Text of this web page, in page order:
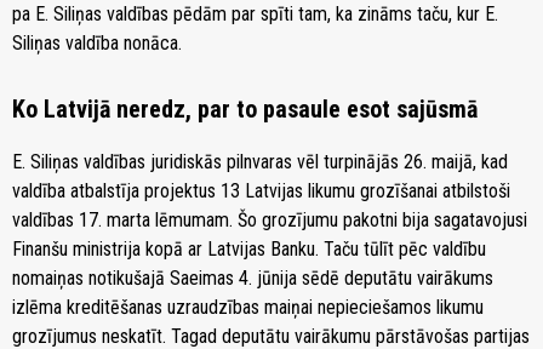
pa E. Siliņas valdības pēdām par spīti tam, ka zināms taču, kur E.
Siliņas valdība nonāca.
Ko Latvijā neredz, par to pasaule esot sajūsmā
E. Siliņas valdības juridiskās pilnvaras vēl turpinājās 26. maijā, kad
valdība atbalstīja projektus 13 Latvijas likumu grozīšanai atbilstoši
valdības 17. marta lēmumam. Šo grozījumu pakotni bija sagatavojusi
Finanšu ministrija kopā ar Latvijas Banku. Taču tūlīt pēc valdību
nomaiņas notikušajā Saeimas 4. jūnija sēdē deputātu vairākums
izlēma kreditēšanas uzraudzības maiņai nepieciešamos likumu
grozījumus neskatīt. Tagad deputātu vairākumu pārstāvošas partijas